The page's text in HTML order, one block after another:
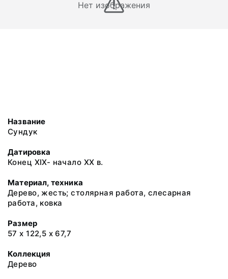
Нет изображения
Название
Сундук
Датировка
Конец XIX- начало XX в.
Материал, техника
Дерево, жесть; столярная работа, слесарная
работа, ковка
Размер
57 х 122,5 х 67,7
Коллекция
Дерево